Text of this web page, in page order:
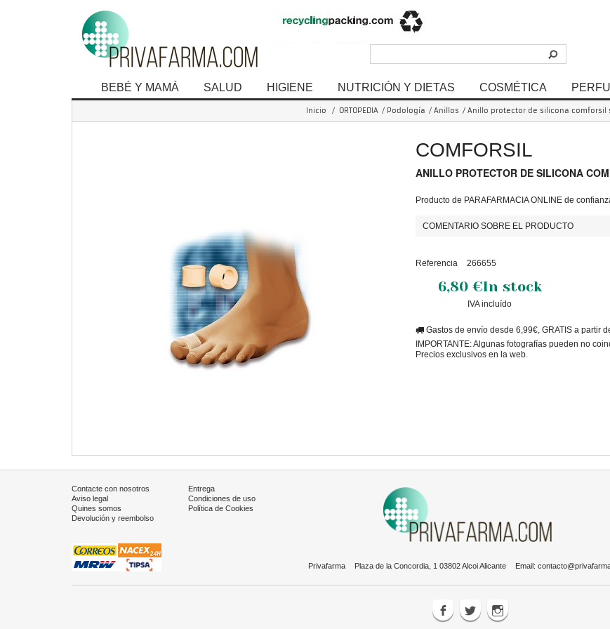
BEBÉ Y MAMÁ SALUD HIGIENE NUTRICIÓN Y DIETAS COSMÉTICA
Inicio / ORTOPEDIA / Podología / Anillos / Anillo protector de silicona comforsil
COMFORSIL
ANILLO PROTECTOR DE SILICONA
Producto de PARAFARMACIA ONLINE de
COMENTARIO SOBRE EL PRODUCTO
Referencia 266655
6,80 €In stock
IVA incluído
Gastos de envío desde 6,99€, GRATIS a partir
IMPORTANTE: Algunas fotografías pueden no
Precios exclusivos en la web.
Contacte con nosotros
Entrega
Aviso legal
Condiciones de uso
Quines somos
Política de Cookies
Devolución y reembolso
Privafarma Plaza de la Concordia, 1 03802 Alcoi Alicante Email: